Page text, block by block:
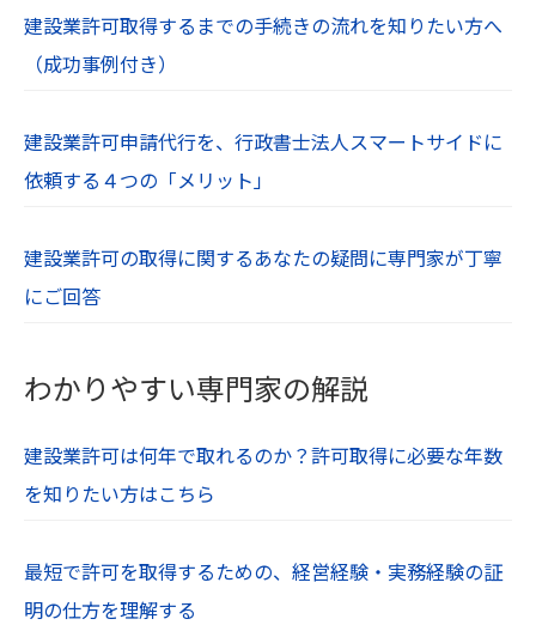
【１１．免責事項】
当社Webサイトに掲載されている情報の正確性に
は万全を期していますが、利用者が当社Webサイ
の責任を負わないものとします。
当社は、利用者が当社Webサイトを利用したこと
与えた損害に関して、一切の責任を負わないもの
とします。
当社Webサイト内の文章や画像、すべてのコンテ
ンツは著作権・肖像権等により保護されていま
建設業許可取得するまでの手続きの流れを知りたい方へ
（成功事例付き）
建設業許可申請代行を、行政書士法人スマートサイドに
依頼する４つの「メリット」
建設業許可の取得に関するあなたの疑問に専門家が丁寧
にご回答
わかりやすい専門家の解説
建設業許可は何年で取れるのか？許可取得に必要な年数
を知りたい方はこちら
最短で許可を取得するための、経営経験・実務経験の証
明の仕方を理解する